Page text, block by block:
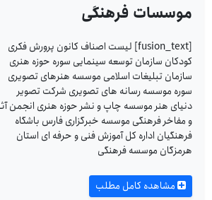
موسسات فرهنگی
[fusion_text] لیست اصناف کانون پرورش فکری
کودکان سازمان توسعه سینمایی سوره حوزه هنری
سازمان تبلیغات اسلامی موسسه هنرهای تصویری
سوره موسسه رسانه های تصویری شرکت تصویر
دنیای هنر موسسه چاپ و نشر حوزه هنری انجمن آثار
و مفاخر فرهنگی موسسه خبرگزاری فارس باشگاه
فرهنگیان اداره کل آموزش فنی و حرفه ای استان
هرمزگان موسسه فرهنگی
مشاهده کامل مطلب